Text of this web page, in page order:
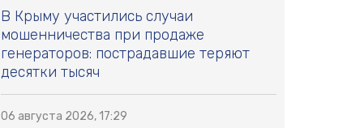
В Крыму участились случаи
мошенничества при продаже
генераторов: пострадавшие теряют
десятки тысяч
06 августа 2026, 17:29